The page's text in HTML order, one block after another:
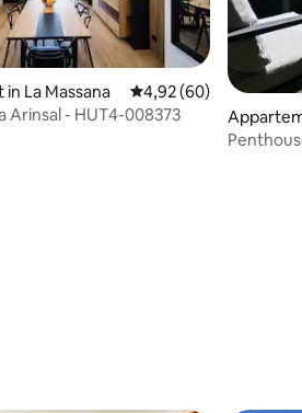
La Massana Gemiddelde
4,92 (60)
Arinsal - HUT4-008373